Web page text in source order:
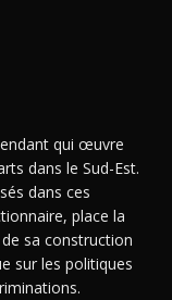
qui œuvre
dans le Sud-Est.
dans ces
place la
sa construction
sur les politiques